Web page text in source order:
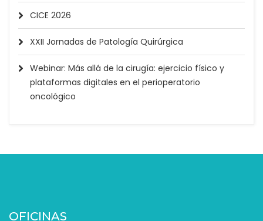
CICE 2026
XXII Jornadas de Patología Quirúrgica
Webinar: Más allá de la cirugía: ejercicio físico y
plataformas digitales en el perioperatorio
oncológico
OFICINAS